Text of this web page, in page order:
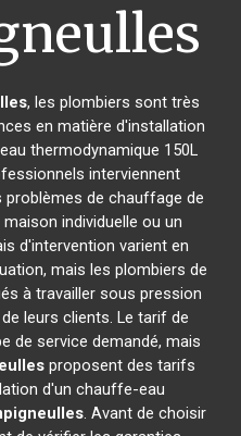
, les plombiers sont très
en matière d'installation
thermodynamique 150L
interviennent
de chauffage de
individuelle ou un
d'intervention varient en
mais les plombiers de
à travailler sous pression
leurs clients. Le tarif de
de service demandé, mais
proposent des tarifs
d'un chauffe-eau
. Avant de choisir